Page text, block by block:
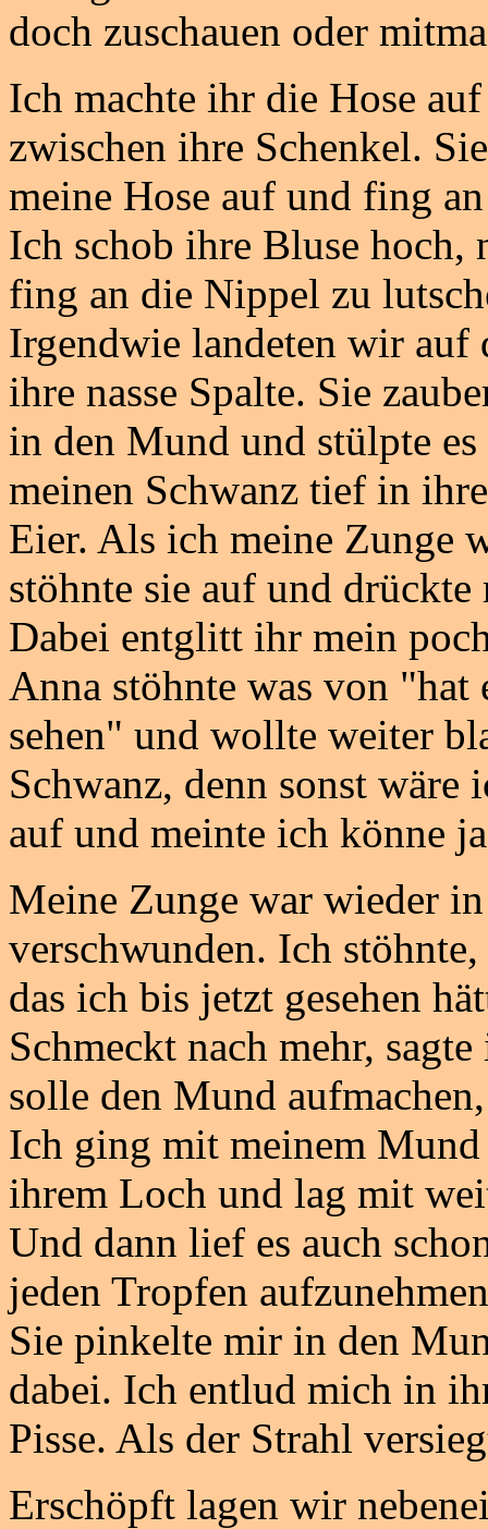
doch zuschauen oder
Ich machte ihr die Hose
zwischen ihre Schenkel.
meine Hose auf und fing
Ich schob ihre Bluse hoch,
fing an die Nippel zu
Irgendwie landeten wir auf
ihre nasse Spalte. Sie
in den Mund und stülpte
meinen Schwanz tief in
Eier. Als ich meine Zunge
stöhnte sie auf und
Dabei entglitt ihr mein
Anna stöhnte was von
sehen" und wollte weiter
Schwanz, denn sonst
auf und meinte ich könne
Meine Zunge war wieder
verschwunden. Ich stöhnte,
das ich bis jetzt gesehen
Schmeckt nach mehr,
solle den Mund
Ich ging mit meinem
ihrem Loch und lag mit
Und dann lief es auch
jeden Tropfen
Sie pinkelte mir in den
dabei. Ich entlud mich in
Pisse. Als der Strahl
Erschöpft lagen wir